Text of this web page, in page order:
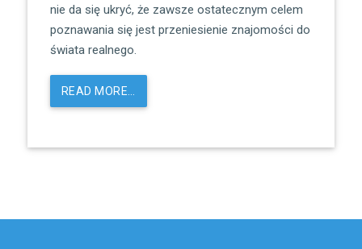
nie da się ukryć, że zawsze ostatecznym celem
poznawania się jest przeniesienie znajomości do
świata realnego.
READ MORE…